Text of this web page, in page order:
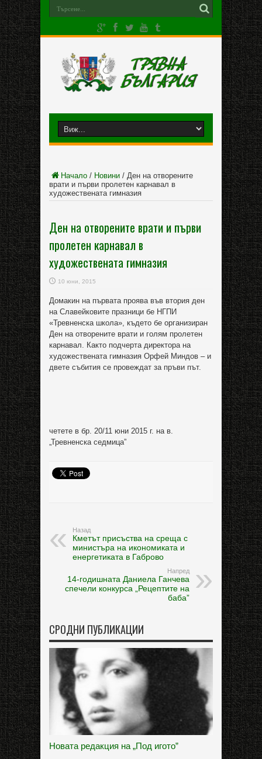
Начало / Новини / Ден на отворените
врати и първи пролетен карнавал в
художествената гимназия
Ден на отворените врати и първи
пролетен карнавал в
художествената гимназия
10 юни, 2015
Домакин на първата проява във втория ден
на Славейковите празници бе НГПИ
«Тревненска школа», където бе организиран
Ден на отворените врати и голям пролетен
карнавал. Както подчерта директора на
художествената гимназия Орфей Миндов – и
двете събития се провеждат за пръви път.
четете в бр. 20/11 юни 2015 г. на в.
„Тревненска седмица”
Назад
Кметът присъства на среща с
министъра на икономиката и
енергетиката в Габрово
Напред
14-годишната Даниела Ганчева
спечели конкурса „Рецептите на
баба”
СРОДНИ ПУБЛИКАЦИИ
Новата редакция на „Под игото”